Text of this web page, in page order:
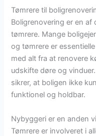
Tømrere til
Boligrenovering er en
tømrere. Mange
og tømrere er
med alt fra at renovere
udskifte døre og
sikrer, at boligen ikke
funktionel og holdbar.
Nybyggeri er en anden
Tømrere er involveret i